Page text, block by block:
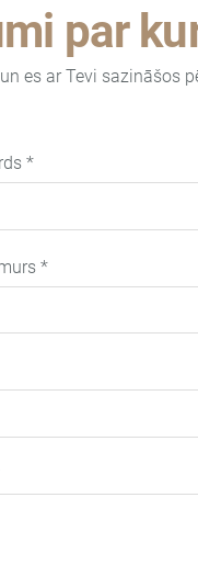
par
es ar Tevi sazināšos
*
*